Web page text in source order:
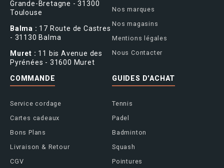
Grande-Bretagne - 31300
Toulouse
Balma : 17 Route de Castres
- 31130 Balma
Muret : 11 bis Avenue des
Pyrénées - 31600 Muret
Nos marques
Nos magasins
Mentions légales
Nous Contacter
COMMANDE
Service cordage
Cartes cadeaux
Bons Plans
Livraison & Retour
CGV
GUIDES D'ACHAT
Tennis
Padel
Badminton
Squash
Pointures